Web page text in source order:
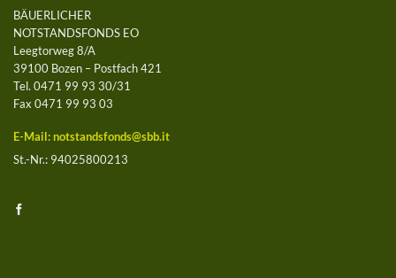
BÄUERLICHER
NOTSTANDSFONDS EO
Leegtorweg 8/A
39100 Bozen – Postfach 421
Tel. 0471 99 93 30/31
Fax 0471 99 93 03
E-Mail: notstandsfonds@sbb.it
St.-Nr.: 94025800213